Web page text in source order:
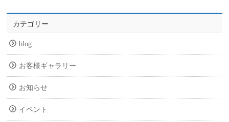
カテゴリー
blog
お客様ギャラリー
お知らせ
イベント